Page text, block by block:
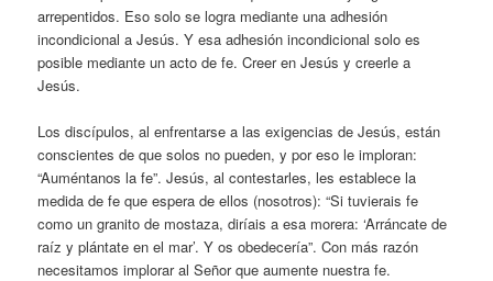
arrepentidos. Eso solo se logra mediante una adhesión
incondicional a Jesús. Y esa adhesión incondicional solo es
posible mediante un acto de fe. Creer en Jesús y creerle a
Jesús.
Los discípulos, al enfrentarse a las exigencias de Jesús, están
conscientes de que solos no pueden, y por eso le imploran:
“Auméntanos la fe”. Jesús, al contestarles, les establece la
medida de fe que espera de ellos (nosotros): “Si tuvierais fe
como un granito de mostaza, diríais a esa morera: ‘Arráncate de
raíz y plántate en el mar’. Y os obedecería”. Con más razón
necesitamos implorar al Señor que aumente nuestra fe.